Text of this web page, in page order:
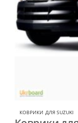
КОВРИКИ ДЛЯ SUZUKI